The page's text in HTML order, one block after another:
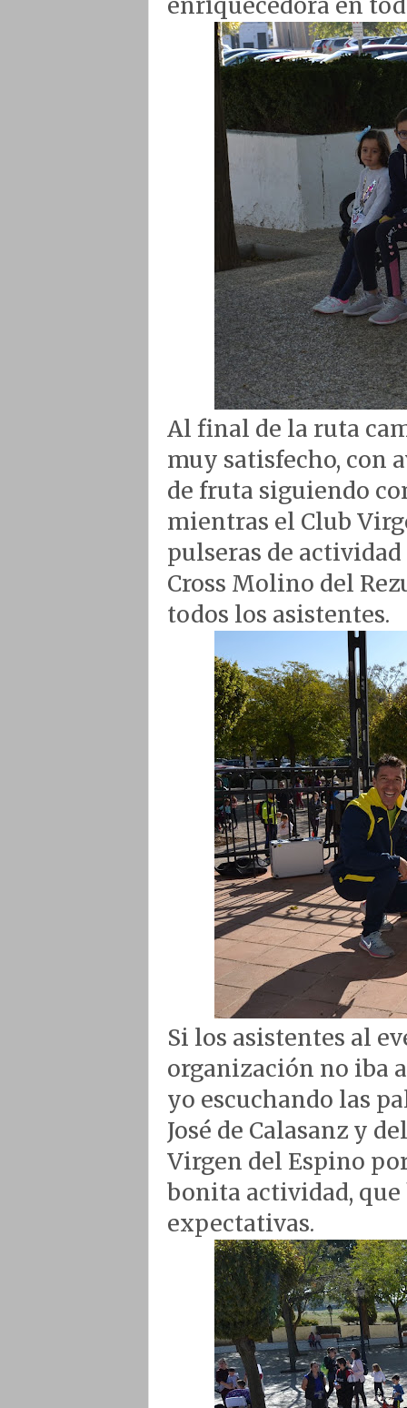
enriquecedora en
Al final de la ruta
muy satisfecho, con
de fruta siguiendo
mientras el Club
pulseras de
Cross Molino del
todos los asistentes.
Si los asistentes al
organización no iba
yo escuchando las
José de Calasanz y
Virgen del Espino
bonita actividad,
expectativas.